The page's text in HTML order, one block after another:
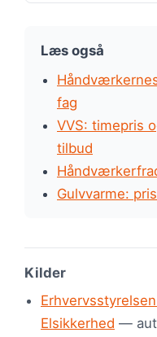
Læs også
fag
VVS: timepris
tilbud
Gulvvarme:
Kilder
Elsikkerhed —